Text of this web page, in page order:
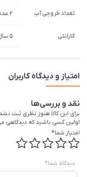
تعداد خروجی آب 2 عدد
گارانتی 5 سال ضمانت کی دبلیو سی
امتیاز و دیدگاه کاربران
نقد و بررسی‌ها
برای این کالا هنوز نظری ثبت
اولین کسی باشید که دیدگاهی
امتیاز شما*
دیدگاه شما*